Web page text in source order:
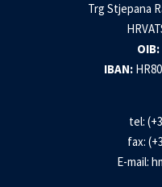
Trg Stjepana
OIB:
IBAN:
tel:
fax:
E-mail: